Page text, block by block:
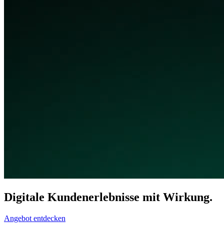
Digitale Kunden­erlebnisse mit Wirkung.
Angebot entdecken